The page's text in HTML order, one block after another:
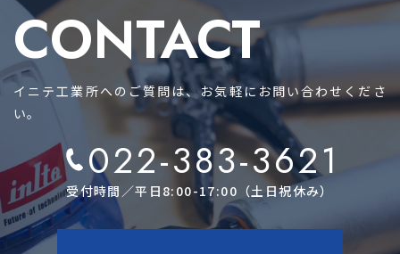
CONTACT
イニテ工業所へのご質問は、お気軽にお問い合わせくださ
い。
022-383-3621
受付時間／平日8:00-17:00（土日祝休み）